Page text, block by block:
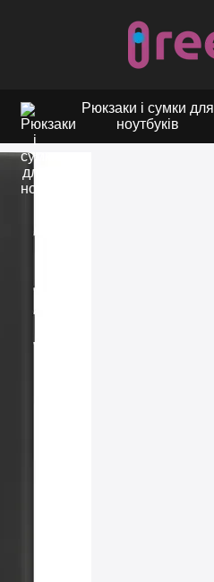
Рюкзаки і сумки для
ноутбуків